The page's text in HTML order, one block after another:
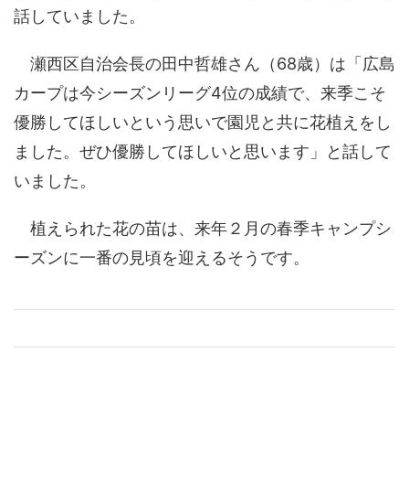
話していました。
瀬西区自治会長の田中哲雄さん（68歳）は「広島
カープは今シーズンリーグ4位の成績で、来季こそ
優勝してほしいという思いで園児と共に花植えをし
ました。ぜひ優勝してほしいと思います」と話して
いました。
植えられた花の苗は、来年２月の春季キャンプシ
ーズンに一番の見頃を迎えるそうです。